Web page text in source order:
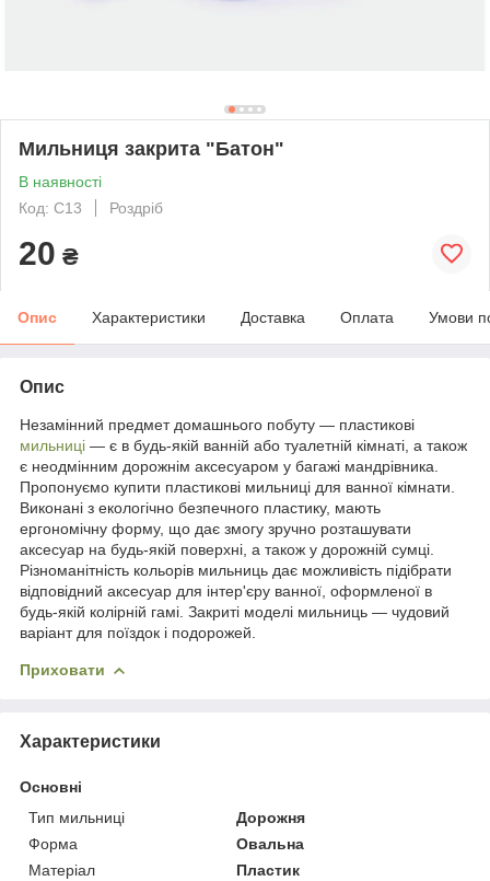
Мильниця закрита "Батон"
В наявності
Код: С13
Роздріб
20 ₴
Опис Характеристики Доставка Оплата Умови
Опис
Незамінний предмет домашнього побуту — пластикові
мильниці — є в будь-якій ванній або туалетній кімнаті, а також
є неодмінним дорожнім аксесуаром у багажі мандрівника.
Пропонуємо купити пластикові мильниці для ванної кімнати.
Виконані з екологічно безпечного пластику, мають
ергономічну форму, що дає змогу зручно розташувати
аксесуар на будь-якій поверхні, а також у дорожній сумці.
Різноманітність кольорів мильниць дає можливість підібрати
відповідний аксесуар для інтер'єру ванної, оформленої в
будь-якій колірній гамі. Закриті моделі мильниць — чудовий
варіант для поїздок і подорожей.
Приховати
Характеристики
Основні
Тип мильниці
Дорожня
Форма
Овальна
Матеріал
Пластик